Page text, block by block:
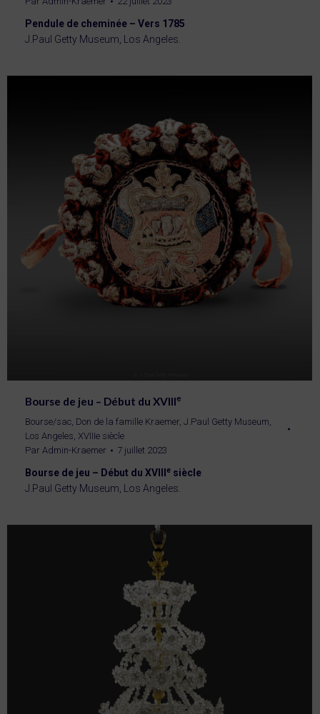
Pendule de cheminée – Vers 1785
J.Paul Getty Museum, Los Angeles.
Bourse de jeu – Début du XVIIIe
Bourse/sac, Don de la famille Kraemer, J.Paul Getty Museum,
Los Angeles, XVIIIe siècle
Par Admin-Kraemer 7 juillet 2023
Bourse de jeu – Début du XVIII e siècle
J.Paul Getty Museum, Los Angeles.